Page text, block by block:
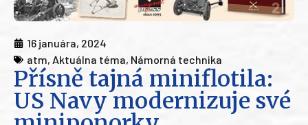
16 januára, 2024
atm, Aktuálna téma, Námorná technika
Přísně tajná miniflotila:
US Navy modernizuje své